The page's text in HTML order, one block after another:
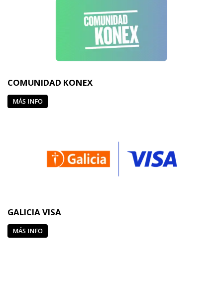
COMUNIDAD KONEX
MÁS INFO
GALICIA VISA
MÁS INFO